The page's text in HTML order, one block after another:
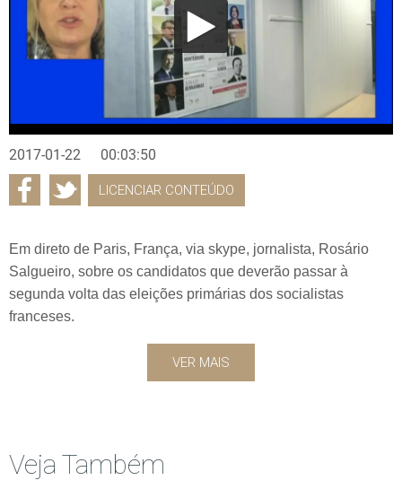
2017-01-22 00:03:50
LICENCIAR CONTEÚDO
Em direto de Paris, França, via skype, jornalista, Rosário
Salgueiro, sobre os candidatos que deverão passar à
segunda volta das eleições primárias dos socialistas
franceses.
VER MAIS
Veja Também